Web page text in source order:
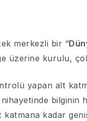
merkezli bir “
üzerine kurulu,
yapan alt
bilginin
katmana kadar